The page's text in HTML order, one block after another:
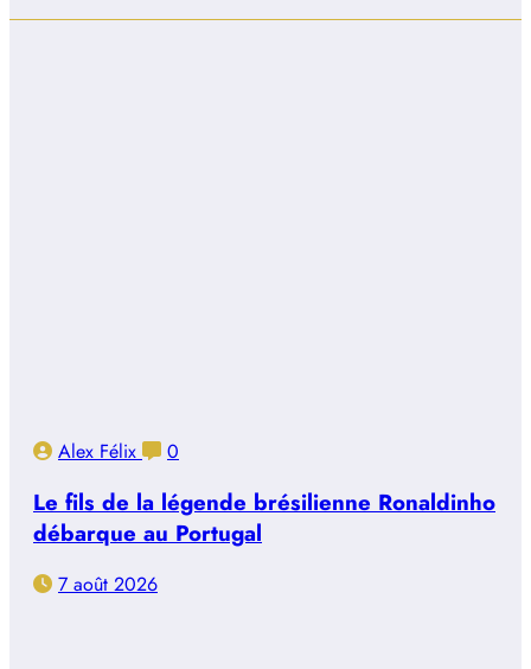
Alex Félix 0
Le fils de la légende brésilienne Ronaldinho
débarque au Portugal
7 août 2026